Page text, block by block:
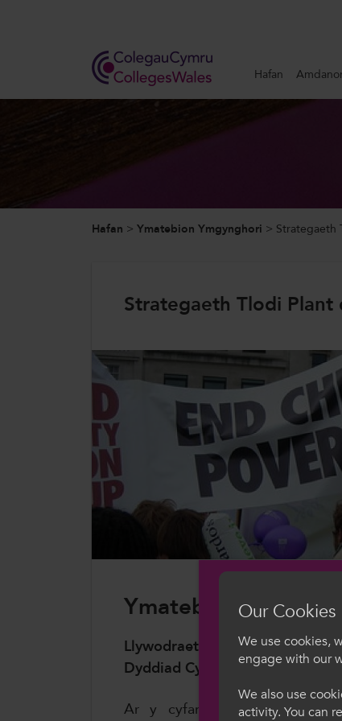
Hafan
Search
Ein Gwaith
ColegauCymru
ColegauCymru Rhyngwladol
Chwaraeon ColegauCymru
Hafan > Ymatebion Ymgynghori > Strategaeth
Strategaeth Tlodi
Ymateb Ymgynghori
Llywodraeth Cymru
Dyddiad Cyflwyno: 11 Medi
Ar y cyfan, mae
Croeso i
Our Cookies
We use cookies,
engage with our
We also use
activity. You can